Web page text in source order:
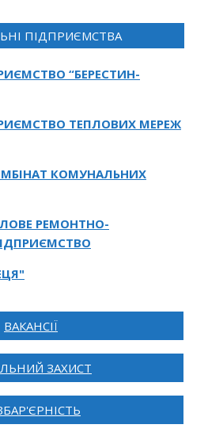
ПІДПРИЄМСТВА
“БЕРЕСТИН-
ТЕПЛОВИХ МЕРЕЖ
КОМУНАЛЬНИХ
РЕМОНТНО-
ВАКАНСІЇ
ЗАХИСТ